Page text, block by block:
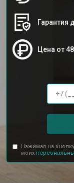
Гарантия
Цена от
Нажимая на
моих